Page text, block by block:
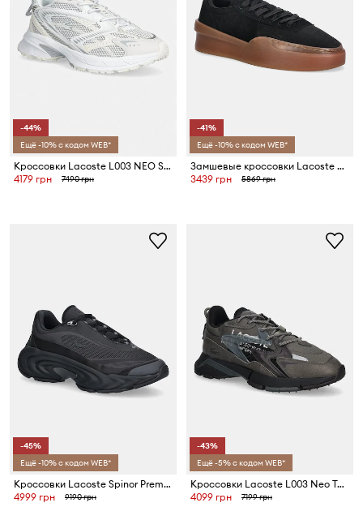
-44%
Ещё -10% с кодом WEB*
Кроссовки Lacoste L003 NEO SHOT
4179 грн
7490 грн
-41%
Ещё -10% с кодом WEB*
Замшевые кроссовки Lacoste Aura Club Sneakers
3439 грн
5869 грн
-45%
Ещё -10% с кодом WEB*
Кроссовки Lacoste Spinor Premium Sneakers
4999 грн
9190 грн
-43%
Ещё -5% с кодом WEB*
Кроссовки Lacoste L003 Neo Tech Sneakers
4099 грн
7199 грн